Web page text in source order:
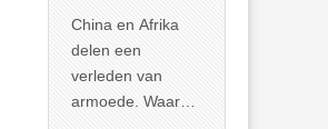
afnam van de
Britse
marxistische
econoom Michael
Wat Afrika kan
leren van
China’s
economisch
China en Afrika
delen een
verleden van
armoede. Waar